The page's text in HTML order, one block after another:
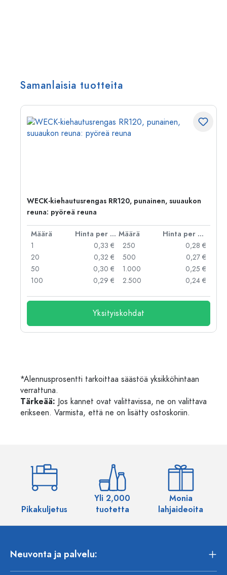
Samanlaisia tuotteita
WECK-kiehautusrengas RR120, punainen, suuaukon
reuna: pyöreä reuna
Määrä Hinta per kpl Määrä
Hinta per kpl
1
0,33 €
20
0,32 €
50
0,30 €
100
0,29 €
250
0,28 €
500
0,27 €
1.000
0,25 €
2.500
0,24 €
Yksityiskohdat
*Alennusprosentti tarkoittaa säästöä yksikköhintaan
verrattuna.
Tärkeää: Jos kannet ovat valittavissa, ne on valittava
erikseen. Varmista, että ne on lisätty ostoskoriin.
Pikakuljetus
Yli 2,000
tuotetta
Monia
lahjaideoita
Neuvonta ja palvelu: